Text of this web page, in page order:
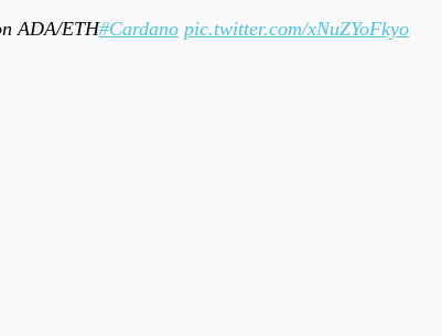
ADA/ETH#Cardano pic.twitter.com/xNuZYoFkyo